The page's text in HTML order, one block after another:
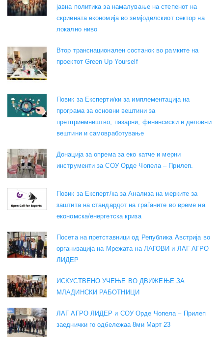
јавна политика за намалување на степенот на
скриената економија во земјоделскиот сектор на
локално ниво
Втор транснационален состанок во рамките на
проектот Green Up Yourself
Повик за Експерти/ки за имплементација на
програма за основни вештини за
претприемништво, пазарни, финансиски и деловни
вештини и самовработување
Донација за опрема за еко катче и мерни
инструменти за СОУ Орде Чопела – Прилеп.
Повик за Експерт/ка за Анализа на мерките за
заштита на стандардот на граѓаните во време на
економска/енергетска криза
Посета на претставници од Република Австрија во
организација на Мрежата на ЛАГОВИ и ЛАГ АГРО
ЛИДЕР
ИСКУСТВЕНО УЧЕЊЕ ВО ДВИЖЕЊЕ ЗА
МЛАДИНСКИ РАБОТНИЦИ
ЛАГ АГРО ЛИДЕР и СОУ Орде Чопела – Прилеп
заеднички го одбележаа 8ми Март 23